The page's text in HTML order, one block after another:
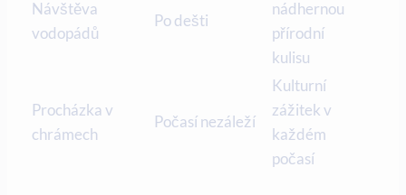
Návštěva
vodopádů
Po dešti
nádhernou
přírodní
kulisu
Procházka v
chrámech
Počasí nezáleží
Kulturní
zážitek v
každém
počasí